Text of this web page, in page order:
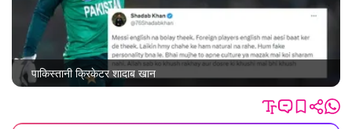
पाकिस्तानी क्रिकेटर शादाब खान